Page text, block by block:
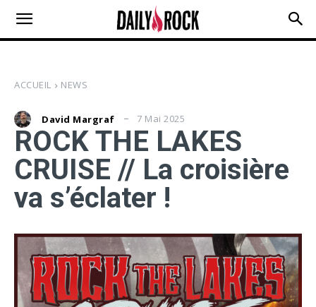
ACCUEIL NEWS
David Margraf 7 Mai 2025
ROCK THE LAKES
CRUISE // La croisière
va s’éclater !